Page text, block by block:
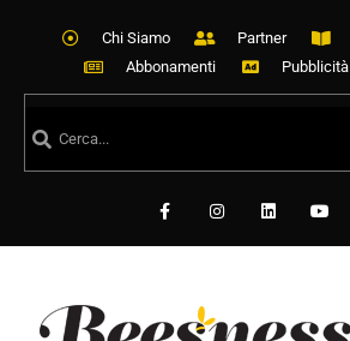
Chi Siamo Partner
Abbonamenti
Pubblicità